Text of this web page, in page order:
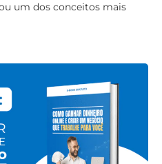
um dos conceitos mais